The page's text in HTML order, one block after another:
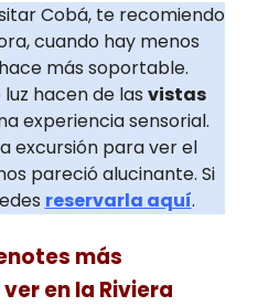
Cobá, te recomiendo
cuando hay menos
más soportable.
hacen de las vistas
experiencia sensorial.
excursión para ver el
pareció alucinante. Si
reservarla aquí.
más
en la Riviera